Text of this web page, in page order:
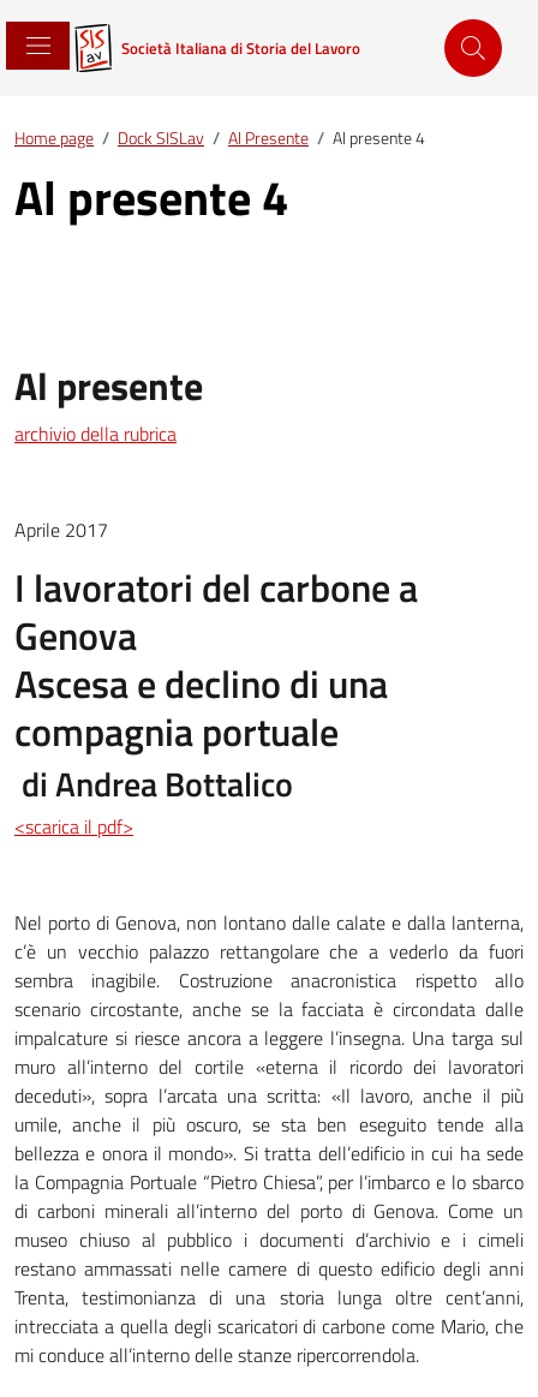
Società Italiana di Storia del Lavoro
Home page / Dock SISLav / Al Presente / Al presente 4
Al presente 4
Al presente
archivio della rubrica
Aprile 2017
I lavoratori del carbone a
Genova
Ascesa e declino di una
compagnia portuale
di Andrea Bottalico
<scarica il pdf>
Nel porto di Genova, non lontano dalle calate e dalla lanterna,
c’è un vecchio palazzo rettangolare che a vederlo da fuori
sembra inagibile. Costruzione anacronistica rispetto allo
scenario circostante, anche se la facciata è circondata dalle
impalcature si riesce ancora a leggere l’insegna. Una targa sul
muro all’interno del cortile «eterna il ricordo dei lavoratori
deceduti», sopra l’arcata una scritta: «Il lavoro, anche il più
umile, anche il più oscuro, se sta ben eseguito tende alla
bellezza e onora il mondo». Si tratta dell’edificio in cui ha sede
la Compagnia Portuale “Pietro Chiesa”, per l’imbarco e lo sbarco
di carboni minerali all’interno del porto di Genova. Come un
museo chiuso al pubblico i documenti d’archivio e i cimeli
restano ammassati nelle camere di questo edificio degli anni
Trenta, testimonianza di una storia lunga oltre cent’anni,
intrecciata a quella degli scaricatori di carbone come Mario, che
mi conduce all’interno delle stanze ripercorrendola.